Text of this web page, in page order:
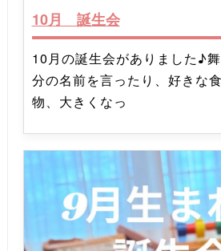
10月 誕生会
10月の誕生会がありました♪
分の名前を言ったり、好きな
物、大きくなっ